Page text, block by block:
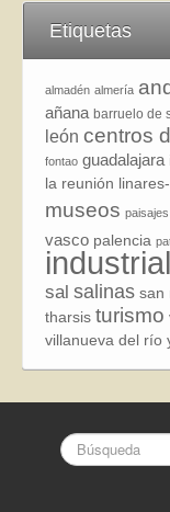
Etiquetas
almadén almería
añana barruelo de
león centros
fontao guadalajara
la reunión
museos paisajes
vasco palencia
sal salinas san
tharsis turismo
villanueva del río